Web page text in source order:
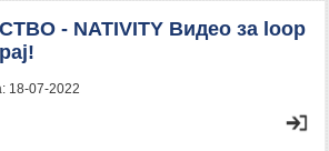
- NATIVITY Видео за loop
18-07-2022